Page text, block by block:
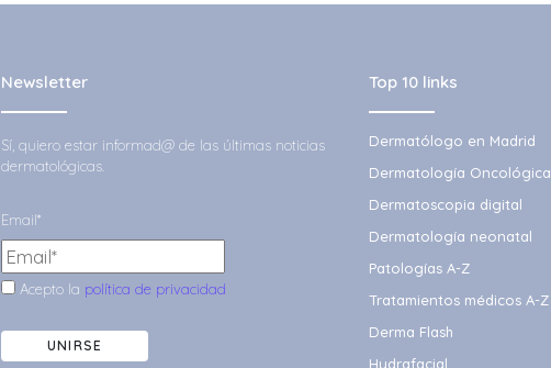
Newsletter
Sí, quiero estar informad@ de las últimas noticias
dermatológicas.
Email*
Acepto la política de privacidad
UNIRSE
Top 10 links
Dermatólogo en Madrid
Dermatología Oncológica
Dermatoscopia digital
Dermatología neonatal
Patologías A-Z
Tratamientos médicos A-Z
Derma Flash
Hydrafacial